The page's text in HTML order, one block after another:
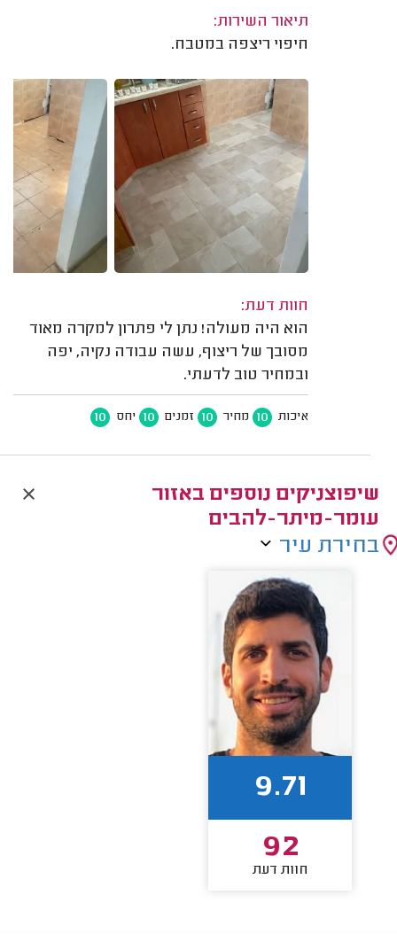
תיאור השירות:
חיפוי ריצפה במטבח.
חוות דעת:
הוא היה מעולה! נתן לי פתרון למקרה מאוד
מסובך של ריצוף, עשה עבודה נקיה, יפה
ובמחיר טוב לדעתי.
איכות 10 מחיר 10 זמנים 10 יחס 10
שיפוצניקים נוספים באזור
עומר-מיתר-להבים
בחירת עיר
9.71
92
חוות דעת